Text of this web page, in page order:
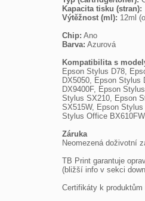
Kapacita tisku (stran):
Výtěžnost (ml): 12ml
Chip:
Barva: Azurová
Kompatibilita s
Epson Stylus D78,
DX5050, Epson
DX9400F, Epson
Stylus SX210, Epson
SX515W, Epson
Stylus Office BX610FW
Záruka
Neomezená doživotní
TB Print garantuje
(bližší info v sekci
Certifikáty k